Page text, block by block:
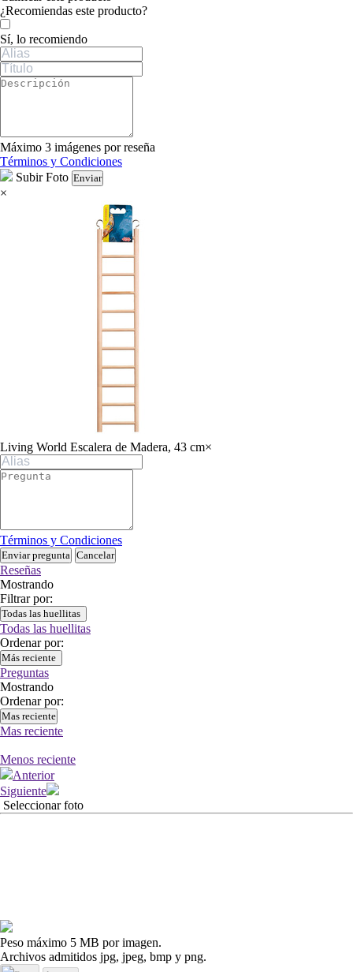
Tu valoración
¿Recomiendas este producto?
Sí, lo recomiendo
Máximo 3 imágenes por reseña
Términos y Condiciones
Subir Foto Enviar
×
Living World Escalera de Madera, 43 cm×
Términos y Condiciones
Enviar pregunta Cancelar
Reseñas
Mostrando
Filtrar por:
Todas las huellitas
Todas las huellitas
Ordenar por:
Más reciente
Preguntas
Mostrando
Ordenar por:
Mas reciente
Mas reciente
Menos reciente
Anterior
Siguiente
Seleccionar foto
Peso máximo 5 MB por imagen.
Archivos admitidos jpg, jpeg, bmp y png.